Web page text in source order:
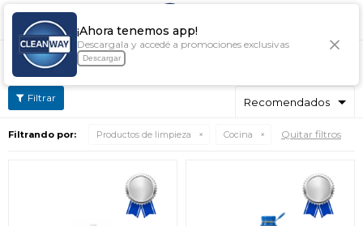
¡Ahora tenemos app!
Descargala y accedé a promociones exclusivas
Descargar

Filtrando por: Productos de limpieza Cocina Quitar filtros